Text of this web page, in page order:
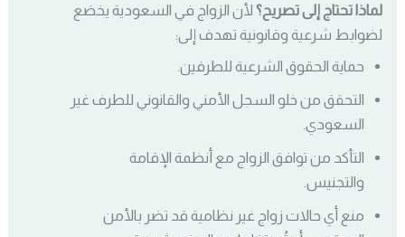
لماذا تحتاج إلى تصريح؟ لأن الزواج في السعودية يخضع
لضوابط شرعية وقانونية تهدف إلى:
حماية الحقوق الشرعية للطرفين.
التحقق من خلو السجل الأمني والقانوني للطرف غير
السعودي.
التأكد من توافق الزواج مع أنظمة الإقامة
والتجنيس.
منع أي حالات زواج غير نظامية قد تضر بالأمن